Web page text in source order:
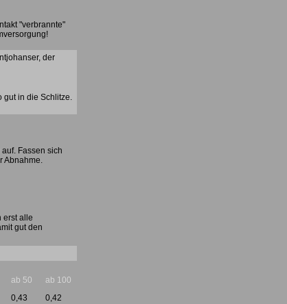
"verbrannte"
der
gut in die Schlitze.
Fassen sich
Abnahme.
erst alle
gut den
ab 50
0,43
ab 100
0,42